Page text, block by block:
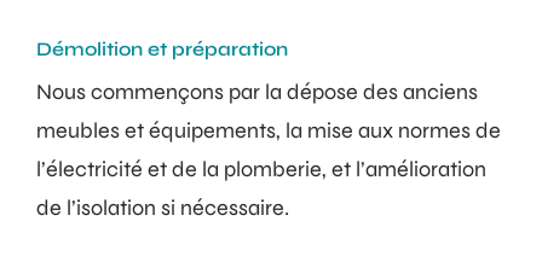
Démolition et préparation
Nous commençons par la dépose des anciens
meubles et équipements, la mise aux normes de
l’électricité et de la plomberie, et l’amélioration
de l’isolation si nécessaire.